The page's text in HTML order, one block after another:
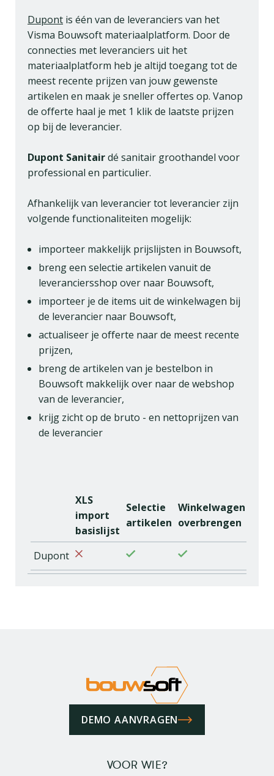
Dupont is één van de leveranciers van het
Visma Bouwsoft materiaalplatform. Door de
connecties met leveranciers uit het
materiaalplatform heb je altijd toegang tot de
meest recente prijzen van jouw gewenste
artikelen en maak je sneller offertes op. Vanop
de offerte haal je met 1 klik de laatste prijzen
op bij de leverancier.
Dupont Sanitairdé sanitair groothandel voor
professional en particulier.
Afhankelijk van leverancier tot leverancier zijn
volgende functionaliteiten mogelijk:
importeer makkelijk prijslijsten in Bouwsoft,
breng een selectie artikelen vanuit de
leveranciersshop over naar Bouwsoft,
importeer je de items uit de winkelwagen bij
de leverancier naar Bouwsoft,
actualiseer je offerte naar de meest recente
prijzen,
breng de artikelen van je bestelbon in
Bouwsoft makkelijk over naar de webshop
van de leverancier,
krijg zicht op de bruto - en nettoprijzen van
de leverancier
XLS
import
basislijst
Selectie
artikelen
Winkelwagen
overbrengen
Dupont
DEMO AANVRAGEN
VOOR WIE?